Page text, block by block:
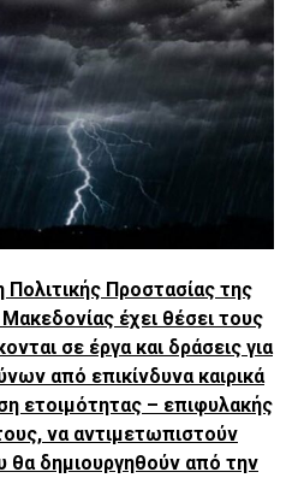
Προστασίας της
έχει θέσει τους
σε έργα και δράσεις για
από επικίνδυνα καιρικά
ετοιμότητας – επιφυλακής
να αντιμετωπιστούν
θα δημιουργηθούν από την